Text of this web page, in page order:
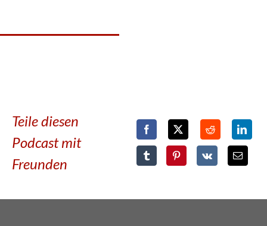
Teile diesen
Podcast mit
Freunden